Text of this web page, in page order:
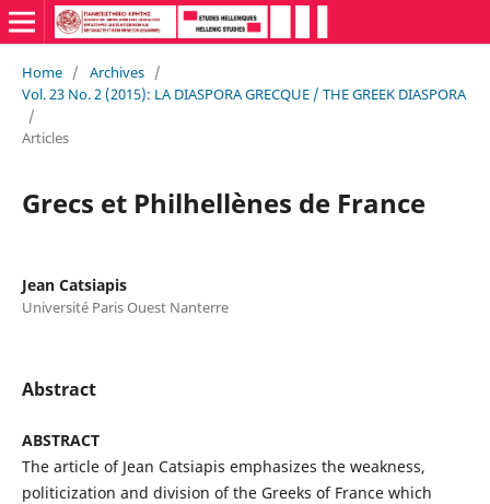
Home / Archives /
Vol. 23 No. 2 (2015): LA DIASPORA GRECQUE / THE GREEK DIASPORA
/
Articles
Grecs et Philhellènes de France
Jean Catsiapis
Université Paris Ouest Nanterre
Abstract
ABSTRACT
The article of Jean Catsiapis emphasizes the weakness,
politicization and division of the Greeks of France which